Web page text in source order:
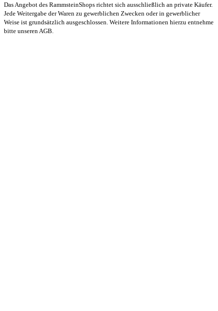
Das Angebot des RammsteinShops richtet sich ausschließlich an private Käufer.
Jede Weitergabe der Waren zu gewerblichen Zwecken oder in gewerblicher
Weise ist grundsätzlich ausgeschlossen. Weitere Informationen hierzu entnehme
bitte unseren AGB.